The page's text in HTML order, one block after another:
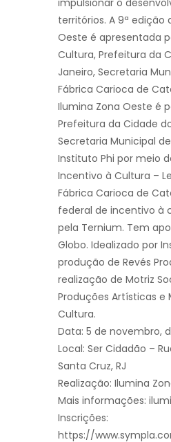
impulsionar o
territórios. A 9ª edição
Oeste é apresentada
Cultura, Prefeitura da
Janeiro, Secretaria
Fábrica Carioca de
Ilumina Zona Oeste é
Prefeitura da Cidade
Secretaria Municipal
Instituto Phi por meio
Incentivo à Cultura –
Fábrica Carioca de
federal de incentivo à
pela Ternium. Tem
Globo. Idealizado por
produção de Revés
realização de Motriz
Produções Artísticas e
Cultura.
Data: 5 de novembro,
Local: Ser Cidadão –
Santa Cruz, RJ
Realização: Ilumina
Mais informações:
Inscrições:
https://